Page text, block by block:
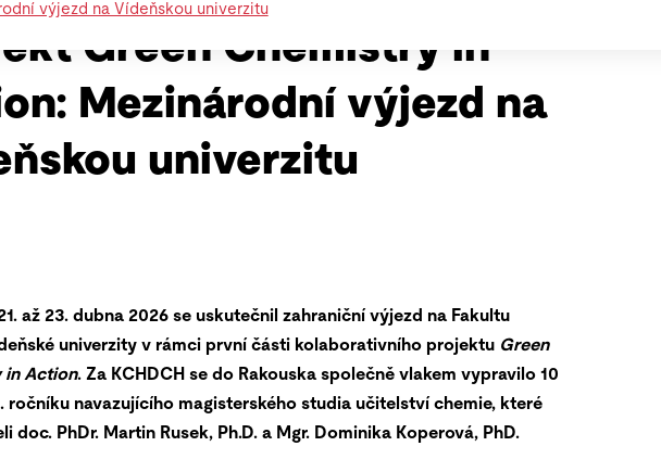
výjezd na Vídeňskou univerzitu
Green Chemistry in
Mezinárodní výjezd na
univerzitu
až 23. dubna 2026 se uskutečnil zahraniční výjezd na Fakultu
univerzity v rámci první části kolaborativního projektu Green
in Action. Za KCHDCH se do Rakouska společně vlakem vypravilo 10
ročníku navazujícího magisterského studia učitelství chemie, které
doc. PhDr. Martin Rusek, Ph.D. a Mgr. Dominika Koperová, PhD.